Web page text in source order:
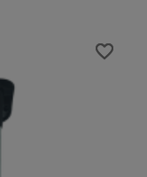
favorite_border
favorite_border